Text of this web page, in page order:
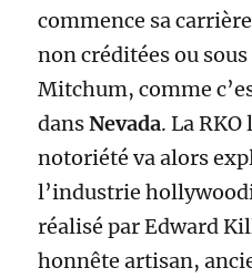
commence sa
non créditées ou
Mitchum, comme
dansNevada. La
notoriété va alors
l’industrie
réalisé par Edward
honnête artisan,